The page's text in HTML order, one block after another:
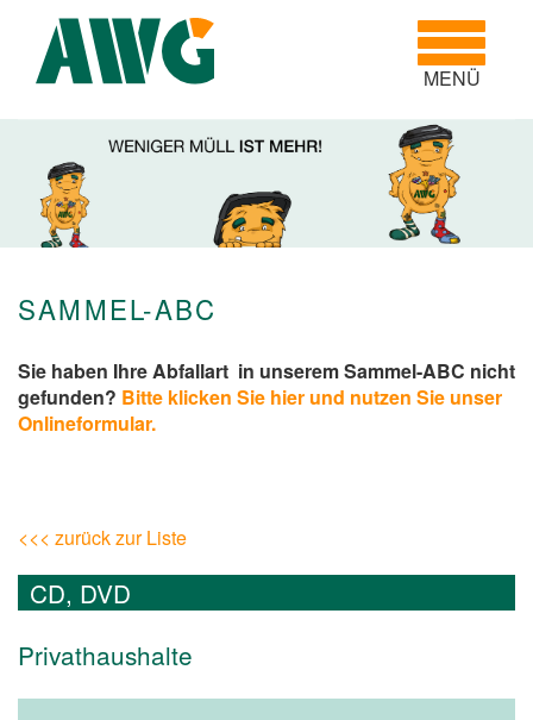
Toggle
MENÜ
SAMMEL-ABC
Sie haben Ihre Abfallart in unserem Sammel-ABC nicht
gefunden? Bitte klicken Sie hier und nutzen Sie unser
Onlineformular.
<<< zurück zur Liste
CD, DVD
Privathaushalte